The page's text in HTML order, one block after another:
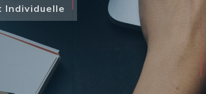
Individuelle